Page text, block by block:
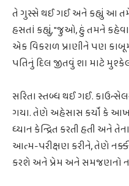
તે ગુસ્સે થઈ ગઈ અને કહ્યું આ તમે
હસતાં કહ્યું, "જુઓ, હું તમને કહેવા
એક વિકરાળ પ્રાણીને પણ
પતિનું દિલ જીતવું શા માટે
સરિતા સ્તબ્ધ થઈ ગઈ.
ગયા. તેણે અહેસાસ કર્યો કે
ધ્યાન કેન્દ્રિત કરતી હતી અને
આત્મ-પરીક્ષણ કરીને, તેણે
કરશે અને પ્રેમ અને સમજણનો